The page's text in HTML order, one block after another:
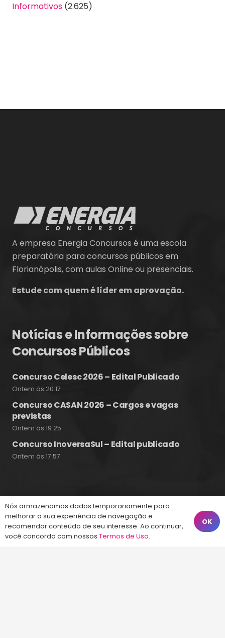
Informativos (2.625)
A empresa Energia Concursos é uma escola
preparatória para concursos públicos em
Florianópolis, com aulas Online ou presenciais.
Estude com quem é líder em aprovação.
Notícias e Informações sobre
Concursos Públicos
Concurso Celesc 2026 – Edital Publicado
Ontem às 20:17
Concurso CASAN 2026 – Cargos e vagas
previstas
Ontem às 19:25
Concurso InoversaSul – Edital publicado
Ontem às 17:57
Fale Conosco
(48) 99828-9929
Nós armazenamos dados temporariamente para
melhorar a sua experiência de navegação e
recomendar conteúdo de seu interesse. Ao continuar,
você concorda com nossos Termos de Uso.
OK